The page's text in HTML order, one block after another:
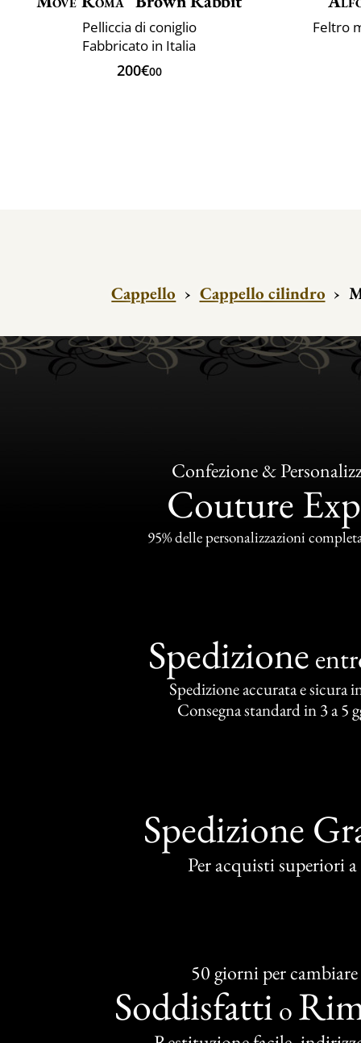
Pelliccia di coniglio
Fabbricato in Italia
200€00
Feltro
Cappello › Cappello cilindro ›
Confezione &
Couture
95% delle personalizzazioni
Spedizione
Spedizione accurata e sicura
Consegna standard in 3 a 5
Spedizione
Per acquisti superiori
50 giorni per cambiare
Soddisfatti o